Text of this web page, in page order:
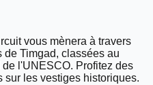
vous mènera à travers
de Timgad, classées au
l'UNESCO. Profitez des
sur les vestiges historiques.